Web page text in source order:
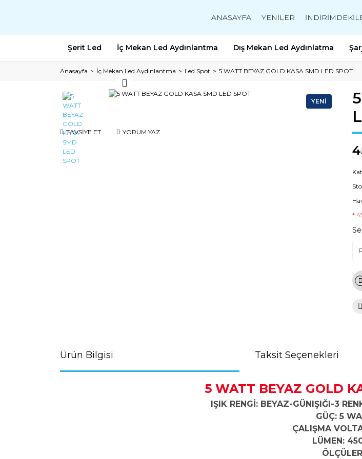
ANASAYFA YENİLER
Şerit Led İç Mekan Led Aydınlantma Dış Mekan Led Aydınlatma
Anasayfa İç Mekan Led Aydınlantma Led Spot 5 WATT BEYAZ GOLD KASA SMD LED SPOT
YENİ
TAVSİYE ET YORUM YAZ
*
Ürün Bilgisi Taksit Seçenekleri
5 WATT BEYAZ GOLD
IŞIK RENGİ: BEYAZ-GÜNIŞIĞI-3
GÜÇ: 5
ÇALIŞMA
LÜMEN: